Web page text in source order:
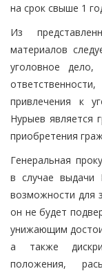
на срок свыше 1
Из
материалов
уголовное
привлечения к
Нурыев является
приобретения
Генеральная
в случае выдачи
возможности для
он не будет
унижающим
а также
положения,